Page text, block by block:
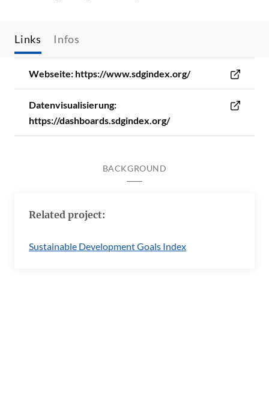
Links Infos
Webseite: https://www.sdgindex.org/
Datenvisualisierung:
https://dashboards.sdgindex.org/
BACKGROUND
Related project:
Sustainable Development Goals Index